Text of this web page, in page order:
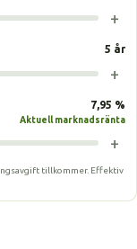
+
5 år
+
7,95 %
Aktuell marknadsränta
+
tillkommer. Effektiv